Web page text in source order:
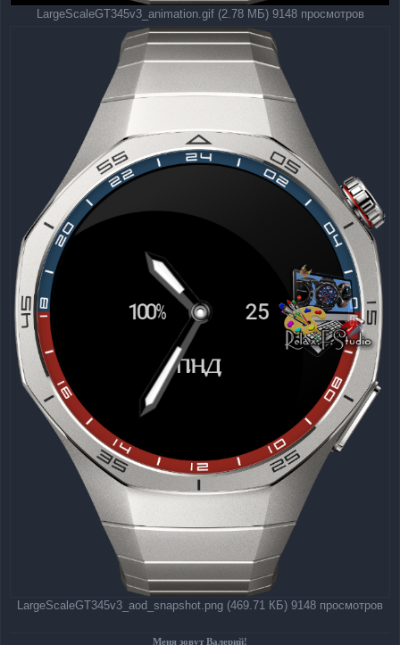
LargeScaleGT345v3_animation.gif (2.78 МБ) 9148 просмотров
LargeScaleGT345v3_aod_snapshot.png (469.71 КБ) 9148 просмотров
Меня зовут Валерий!